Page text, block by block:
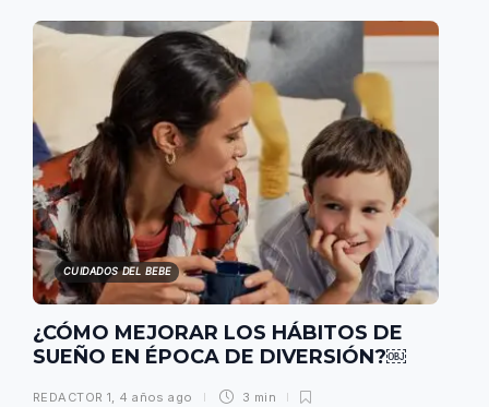
CUIDADOS DEL BEBE
¿CÓMO MEJORAR LOS HÁBITOS DE
SUEÑO EN ÉPOCA DE DIVERSIÓN?￼
REDACTOR 1, 4 años ago 3 min